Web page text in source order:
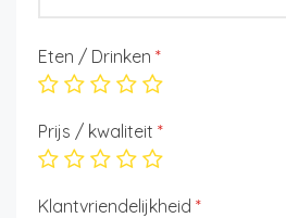
Eten / Drinken *
Prijs / kwaliteit *
Klantvriendelijkheid *